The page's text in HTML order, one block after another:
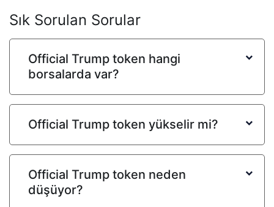
Sık Sorulan Sorular
Official Trump token hangi
borsalarda var?
Official Trump token yükselir mi?
Official Trump token neden
düşüyor?